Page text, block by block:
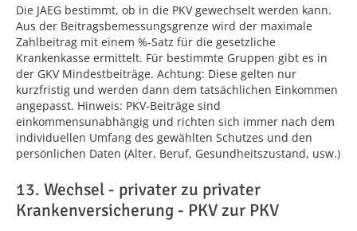
Die JAEG bestimmt, ob in die PKV gewechselt werden kann.
Aus der Beitragsbemessungsgrenze wird der maximale
Zahlbeitrag mit einem %-Satz für die gesetzliche
Krankenkasse ermittelt. Für bestimmte Gruppen gibt es in
der GKV Mindestbeiträge. Achtung: Diese gelten nur
kurzfristig und werden dann dem tatsächlichen Einkommen
angepasst. Hinweis: PKV-Beiträge sind
einkommensunabhängig und richten sich immer nach dem
individuellen Umfang des gewählten Schutzes und den
persönlichen Daten (Alter, Beruf, Gesundheitszustand, usw.)
13. Wechsel - privater zu privater
Krankenversicherung - PKV zur PKV